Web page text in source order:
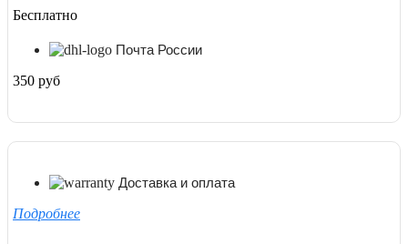
Бесплатно
Почта России
350 руб
Доставка и оплата
Подробнее